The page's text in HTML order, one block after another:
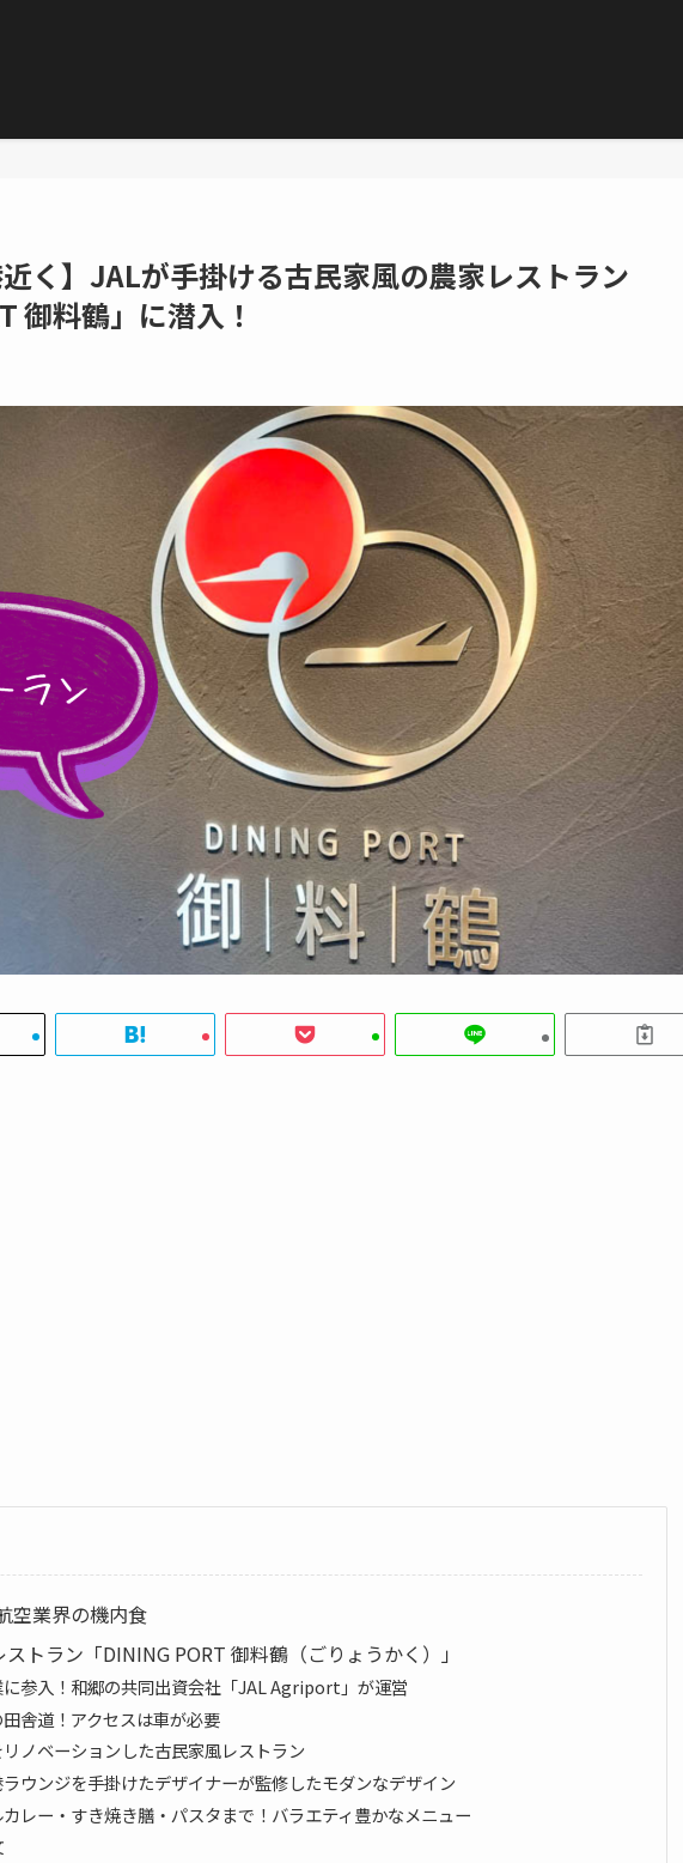
近く】JALが手掛ける古民家風の農家レストラン
御料鶴」に潜入！
空業界の機内食
トラン「DINING PORT 御料鶴（ごりょうかく）」
に参入！和郷の共同出資会社「JAL Agriport」が運営
舎道！アクセスは車が必要
ノベーションした古民家風レストラン
ウンジを手掛けたデザイナーが監修したモダンなデザイン
レー・すき焼き膳・パスタまで！バラエティ豊かなメニュー